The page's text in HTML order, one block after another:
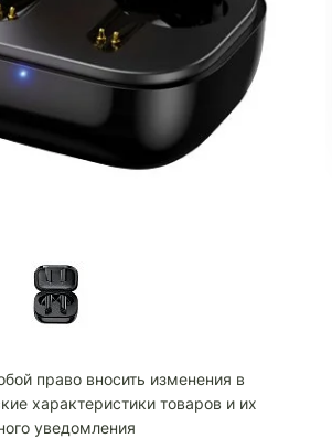
право вносить изменения в
характеристики товаров и их
уведомления